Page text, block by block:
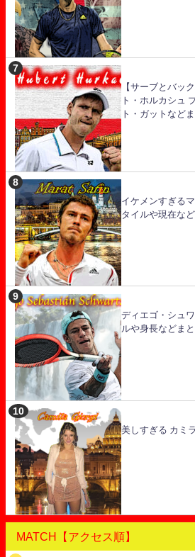
【サーブとバッ
ト・ホルカシュ
ト・ガットなど
イケメンすぎる
タイルや現在な
ディエゴ・シュ
ルや身長などま
美しすぎる カミ
MATCH【アクセス順】